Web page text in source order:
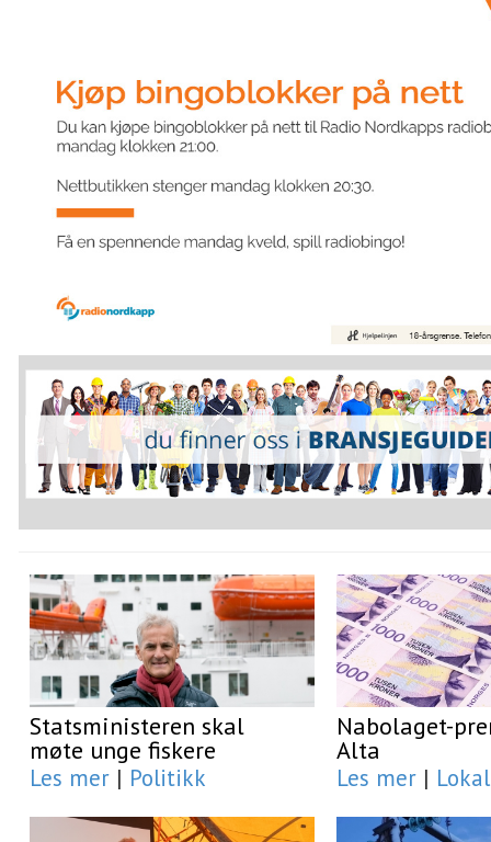
Statsministeren skal
møte unge fiskere
Les mer | Politikk
Nabolaget-
Alta
Les mer | Lokal